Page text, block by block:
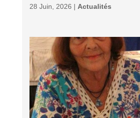
28 Juin, 2026 | Actualités